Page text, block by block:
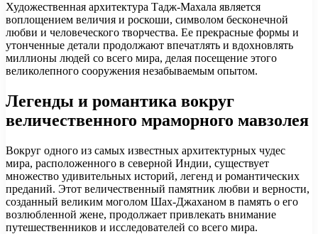
Художественная архитектура Тадж-Махала является
воплощением величия и роскоши, символом бесконечной
любви и человеческого творчества. Ее прекрасные формы и
утонченные детали продолжают впечатлять и вдохновлять
миллионы людей со всего мира, делая посещение этого
великолепного сооружения незабываемым опытом.
Легенды и романтика вокруг
величественного мраморного мавзолея
Вокруг одного из самых известных архитектурных чудес
мира, расположенного в северной Индии, существует
множество удивительных историй, легенд и романтических
преданий. Этот величественный памятник любви и верности,
созданный великим моголом Шах-Джаханом в память о его
возлюбленной жене, продолжает привлекать внимание
путешественников и исследователей со всего мира.